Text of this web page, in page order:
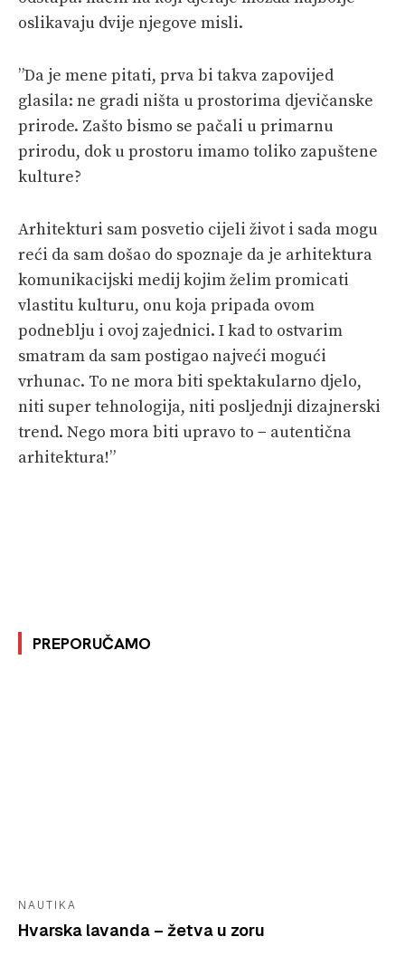
oslikavaju dvije njegove misli.
”Da je mene pitati, prva bi takva zapovijed
glasila: ne gradi ništa u prostorima djevičanske
prirode. Zašto bismo se pačali u primarnu
prirodu, dok u prostoru imamo toliko zapuštene
kulture?
Arhitekturi sam posvetio cijeli život i sada mogu
reći da sam došao do spoznaje da je arhitektura
komunikacijski medij kojim želim promicati
vlastitu kulturu, onu koja pripada ovom
podneblju i ovoj zajednici. I kad to ostvarim
smatram da sam postigao najveći mogući
vrhunac. To ne mora biti spektakularno djelo,
niti super tehnologija, niti posljednji dizajnerski
trend. Nego mora biti upravo to − autentična
arhitektura!”
PREPORUČAMO
NAUTIKA
Hvarska lavanda – žetva u zoru